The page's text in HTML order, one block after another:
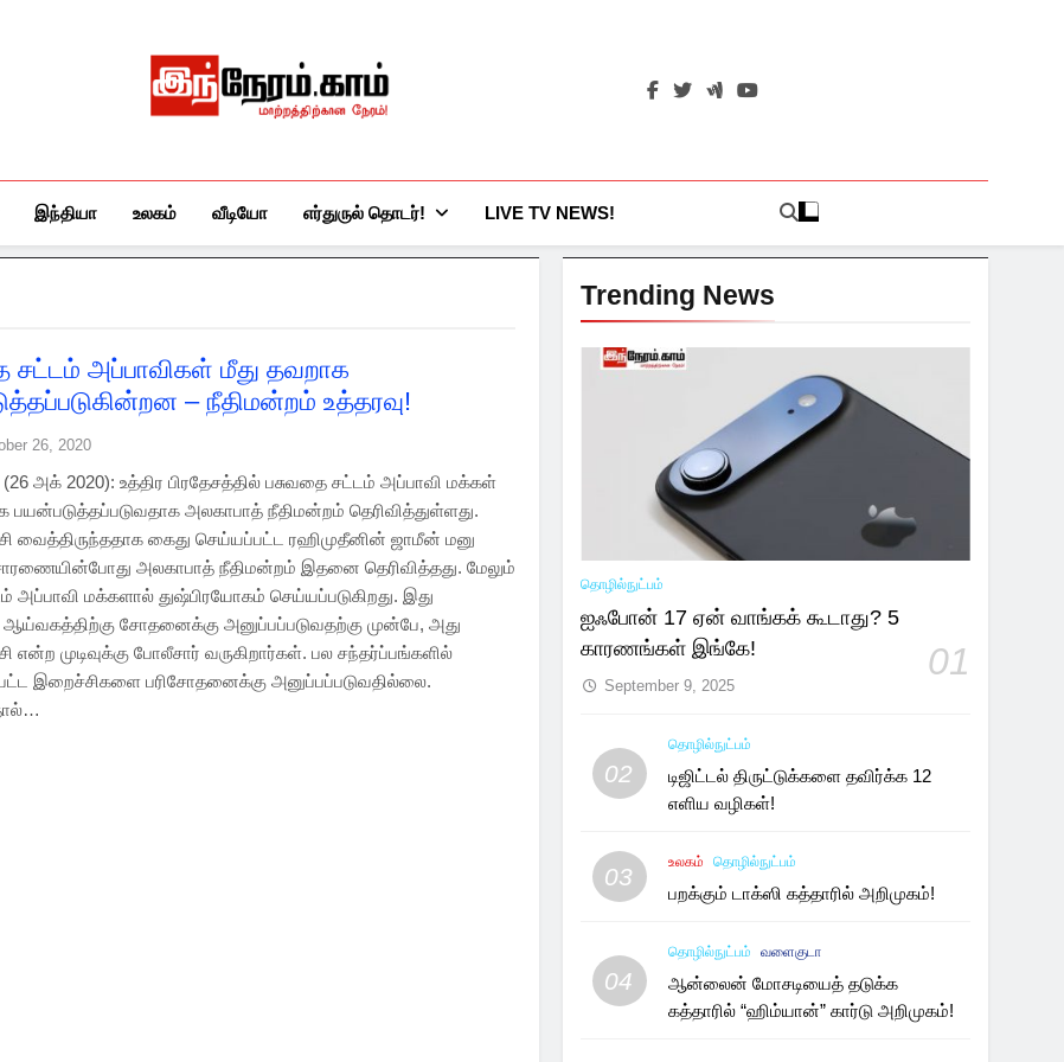
இந்நேரம்.காம்
இந்தியா உலகம் வீடியோ எர்துருல் தொடர்! LIVE TV NEWS!
சட்டம் அப்பாவிகள் மீது தவறாக
– நீதிமன்றம் உத்தரவு!
26, 2020
அக் 2020): உத்திர பிரதேசத்தில் பசுவதை சட்டம் அப்பாவி மக்கள்
பயன்படுத்தப்படுவதாக அலகாபாத் நீதிமன்றம் தெரிவித்துள்ளது.
வைத்திருந்ததாக கைது செய்யப்பட்ட ரஹிமுதீனின் ஜாமீன் மனு
அலகாபாத் நீதிமன்றம் இதனை தெரிவித்தது. மேலும்
அப்பாவி மக்களால் துஷ்பிரயோகம் செய்யப்படுகிறது. இது
சோதனைக்கு அனுப்பப்படுவதற்கு முன்பே, அது
என்ற முடிவுக்கு போலீசார் வருகிறார்கள். பல சந்தர்ப்பங்களில்
இறைச்சிகளை பரிசோதனைக்கு அனுப்பப்படுவதில்லை.
Trending News
தொழில்நுட்பம்
ஐஃபோன் 17 ஏன் வாங்கக் கூடாது? 5
காரணங்கள் இங்கே!
01
September 9, 2025
02
தொழில்நுட்பம்
டிஜிட்டல் திருட்டுக்களை தவிர்க்க 12
எளிய வழிகள்!
03
உலகம் தொழில்நுட்பம்
பறக்கும் டாக்ஸி கத்தாரில் அறிமுகம்!
04
தொழில்நுட்பம் வளைகுடா
ஆன்லைன் மோசடியைத் தடுக்க
கத்தாரில் “ஹிம்யான்” கார்டு அறிமுகம்!